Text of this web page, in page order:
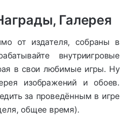
Галерея
от издателя, собраны в
внутриигровые
в свои любимые игры. Ну
изображений и обоев.
за проведённым в игре
общее время).